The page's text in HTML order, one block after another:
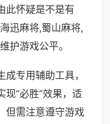
此怀疑是不是有
迅麻将,蜀山麻将,
护游戏公平。
专用辅助工具，
现“必胜”效果，适
但需注意遵守游戏